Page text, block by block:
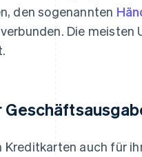
den sogenannten
Die
Kreditkarten auch für